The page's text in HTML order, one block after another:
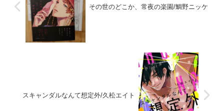
その世のどこか、常夜の楽園/鯛野ニッケ
スキャンダルなんて想定外/久松エイト